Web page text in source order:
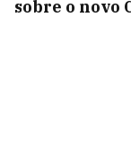
sobre o novo